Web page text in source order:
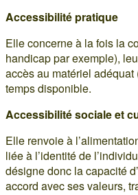
Accessibilité pratique
Elle concerne à la fois la
handicap par exemple),
accès au matériel
temps disponible.
Accessibilité sociale et
Elle renvoie à
liée à l’identité de
désigne donc la capacité
accord avec ses valeurs,